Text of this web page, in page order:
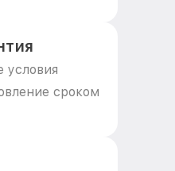
условия
сроком